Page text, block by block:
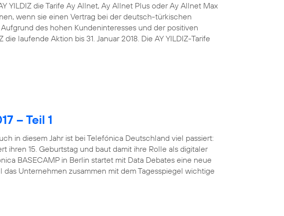
YILDIZ die Tarife Ay Allnet, Ay Allnet Plus oder Ay Allnet Max
wenn sie einen Vertrag bei der deutsch-türkischen
des hohen Kundeninteresses und der positiven
die laufende Aktion bis 31. Januar 2018. Die AY YILDIZ-Tarife
– Teil 1
in diesem Jahr ist bei Telefónica Deutschland viel passiert:
ihren 15. Geburtstag und baut damit ihre Rolle als digitaler
BASECAMP in Berlin startet mit Data Debates eine neue
das Unternehmen zusammen mit dem Tagesspiegel wichtige